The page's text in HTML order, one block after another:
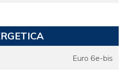
Euro 6e-bis